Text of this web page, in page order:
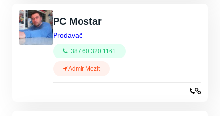
PC Mostar
Prodavač
+387 60 320 1161
Admir Mezit